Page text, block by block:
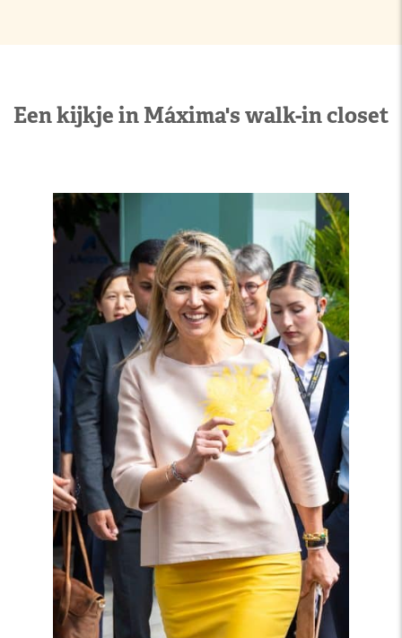
Een kijkje in Máxima's walk-in closet